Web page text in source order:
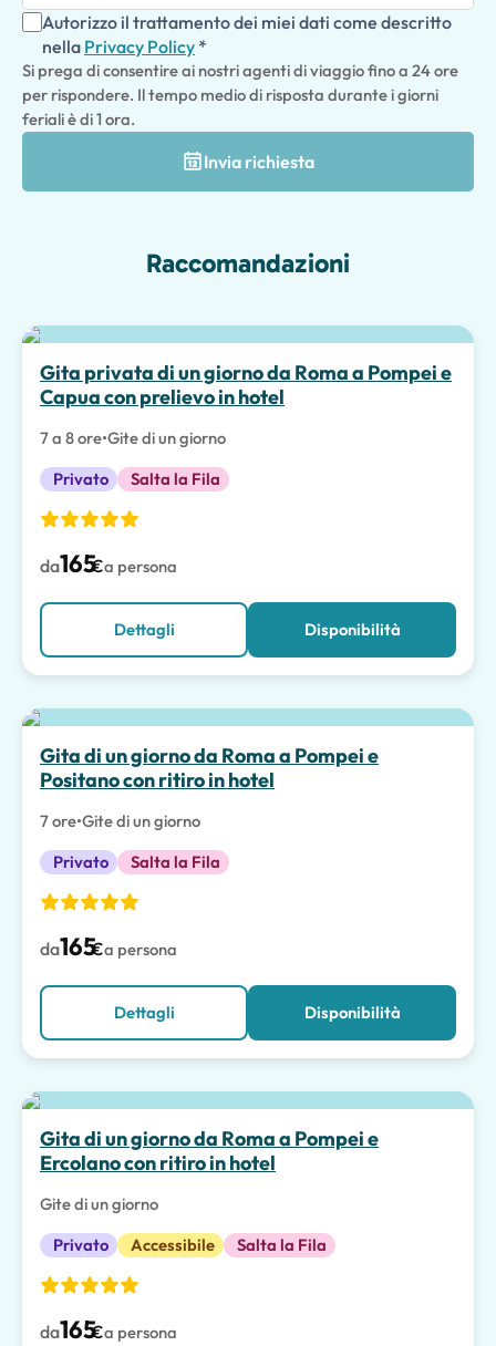
Autorizzo il trattamento dei miei dati come descritto
nella Privacy Policy *
Si prega di consentire ai nostri agenti di viaggio fino a 24 ore
per rispondere. Il tempo medio di risposta durante i giorni
feriali è di 1 ora.
Invia richiesta
Raccomandazioni
Esperienze Speciali
Gita privata di un giorno da Roma a Pompei e
Capua con prelievo in hotel
7 a 8 ore•Gite di un giorno
Privato
Salta la Fila
da165€a persona
Dettagli Disponibilità
Scelta migliore
Gita di un giorno da Roma a Pompei e
Positano con ritiro in hotel
7 ore•Gite di un giorno
Privato
Salta la Fila
da165€a persona
Dettagli Disponibilità
Scelta migliore
Gita di un giorno da Roma a Pompei e
Ercolano con ritiro in hotel
Gite di un giorno
Privato
Accessibile Salta la Fila
da165€a persona